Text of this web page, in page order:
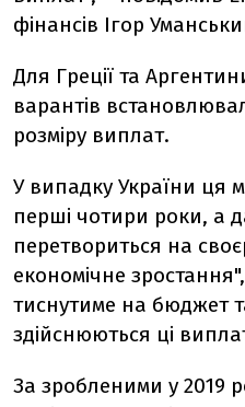
фінансів Ігор
Для Греції та
варантів
розміру виплат.
У випадку України ця
перші чотири роки, а
перетвориться на
економічне
тиснутиме на бюджет
здійснюються ці
За зробленими у 2019